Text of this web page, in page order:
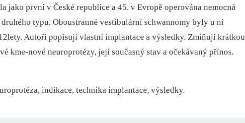
jako první v České republice a 45. v Evropě operována nemocná
typu. Oboustranné vestibulární schwannomy byly u ní
Autoři popisují vlastní implantace a výsledky. Zmiňují krátkou
kme-nové neuroprotézy, její současný stav a očekávaný přínos.
indikace, technika implantace, výsledky.